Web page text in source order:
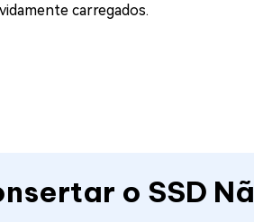
carregados.
o SSD